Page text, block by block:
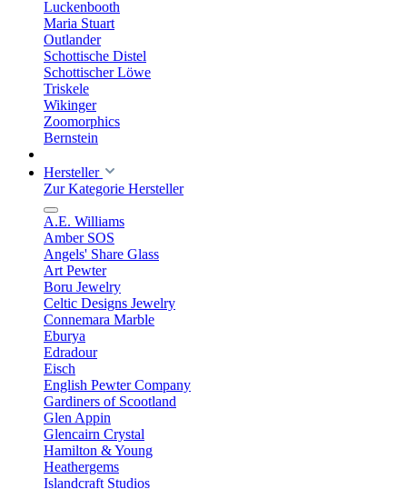
Luckenbooth
Maria Stuart
Outlander
Schottische Distel
Schottischer Löwe
Triskele
Wikinger
Zoomorphics
Bernstein
Hersteller
Zur Kategorie Hersteller
A.E. Williams
Amber SOS
Angels' Share Glass
Art Pewter
Boru Jewelry
Celtic Designs Jewelry
Connemara Marble
Eburya
Edradour
Eisch
English Pewter Company
Gardiners of Scootland
Glen Appin
Glencairn Crystal
Hamilton & Young
Heathergems
Islandcraft Studios